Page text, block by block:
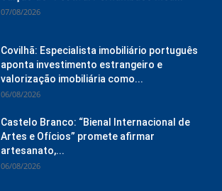
07/08/2026
Covilhã: Especialista imobiliário português
aponta investimento estrangeiro e
valorização imobiliária como...
06/08/2026
Castelo Branco: “Bienal Internacional de
Artes e Ofícios” promete afirmar
artesanato,...
06/08/2026